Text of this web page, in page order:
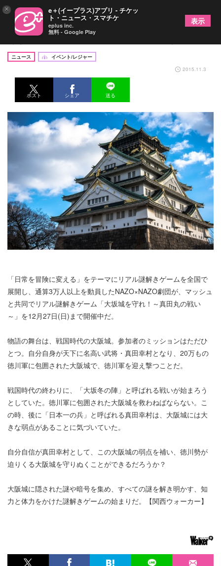
あなたが真田幸村！大阪城でリアル謎解きゲーム
ニュース
イベント/レジャー
2015.11.3
ポスト シェア 送る
「日常を冒険に変える」をテーマにリアル謎解きゲームを全国で
展開し、通算3万人以上を動員したNAZO×NAZO劇団が、マッシュ
と共同でリアル謎解きゲーム「大坂城を守れ！～真田丸の戦い
～」を12月27日(日)まで開催中だ。
物語の舞台は、戦国時代の大阪城。参加者のミッションはただひ
とつ。自分自身が天下に名高い武将・真田幸村となり、20万もの
徳川軍に包囲された大阪城で、徳川軍を迎え撃つことだ。
戦国時代の終わりに、「大坂冬の陣」と呼ばれる戦いが始まろう
としていた。徳川軍に包囲された大阪城を救わねばならない。こ
の時、後に「日本一の兵」と呼ばれる真田幸村は、大阪城には大
きな弱点があることに気づいていた。
自分自信が真田幸村として、この大阪城の弱点を補い、徳川勢が
迫りくる大阪城を守りぬくことができるだろうか？
大阪城に隠された謎や暗号を集め、すべての謎を解き明かす、知
力と体力をかけた謎解きゲームの始まりだ。【関西ウォーカー】
× e＋(イープラス)アプリ - チケッ
ト・ニュース・スマチケ
eplus inc.
無料 - Google Play
表示